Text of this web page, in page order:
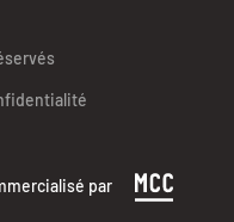
par
intéresse avant de